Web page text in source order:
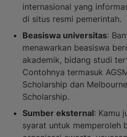
internasional yang
di situs resmi pemerintah.
Beasiswa universitas:
menawarkan beasiswa
akademik, bidang studi
Contohnya termasuk
Scholarship dan
Scholarship.
Sumber eksternal: Kamu
syarat untuk memperoleh